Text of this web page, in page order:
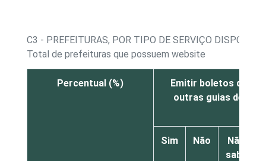
C3 - PREFEITURAS, POR TIPO DE SERVIÇO
Total de prefeituras que possuem website
Percentual (%)
Emitir boletos de
outras guias de
Sim Não
Não
sabe